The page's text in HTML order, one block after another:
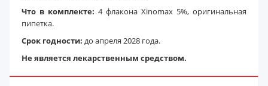
Что в комплекте: 4 флакона Xinomаx 5%, оригинальная
пипетка.
Срок годности: до апреля 2028 года.
Не является лекарственным средством.